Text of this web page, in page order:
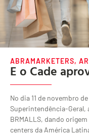
ABRAMARKETERS,
E o Cade
No dia 11 de novembro
Superintendência-Geral,
BRMALLS, dando
centers da América